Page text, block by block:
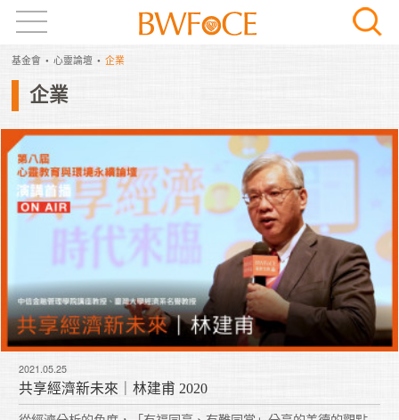
基金會 心靈論壇 企業
企業
2021.05.25
共享經濟新未來｜林建甫 2020